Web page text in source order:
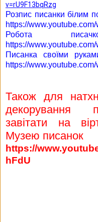
v=rU9F13bqRzg
Розпис писанки білим
https://
Робота
https://
Писанка своїми
https://
Також для
декорування
завітати на
Музею писанок
https://
hFdU